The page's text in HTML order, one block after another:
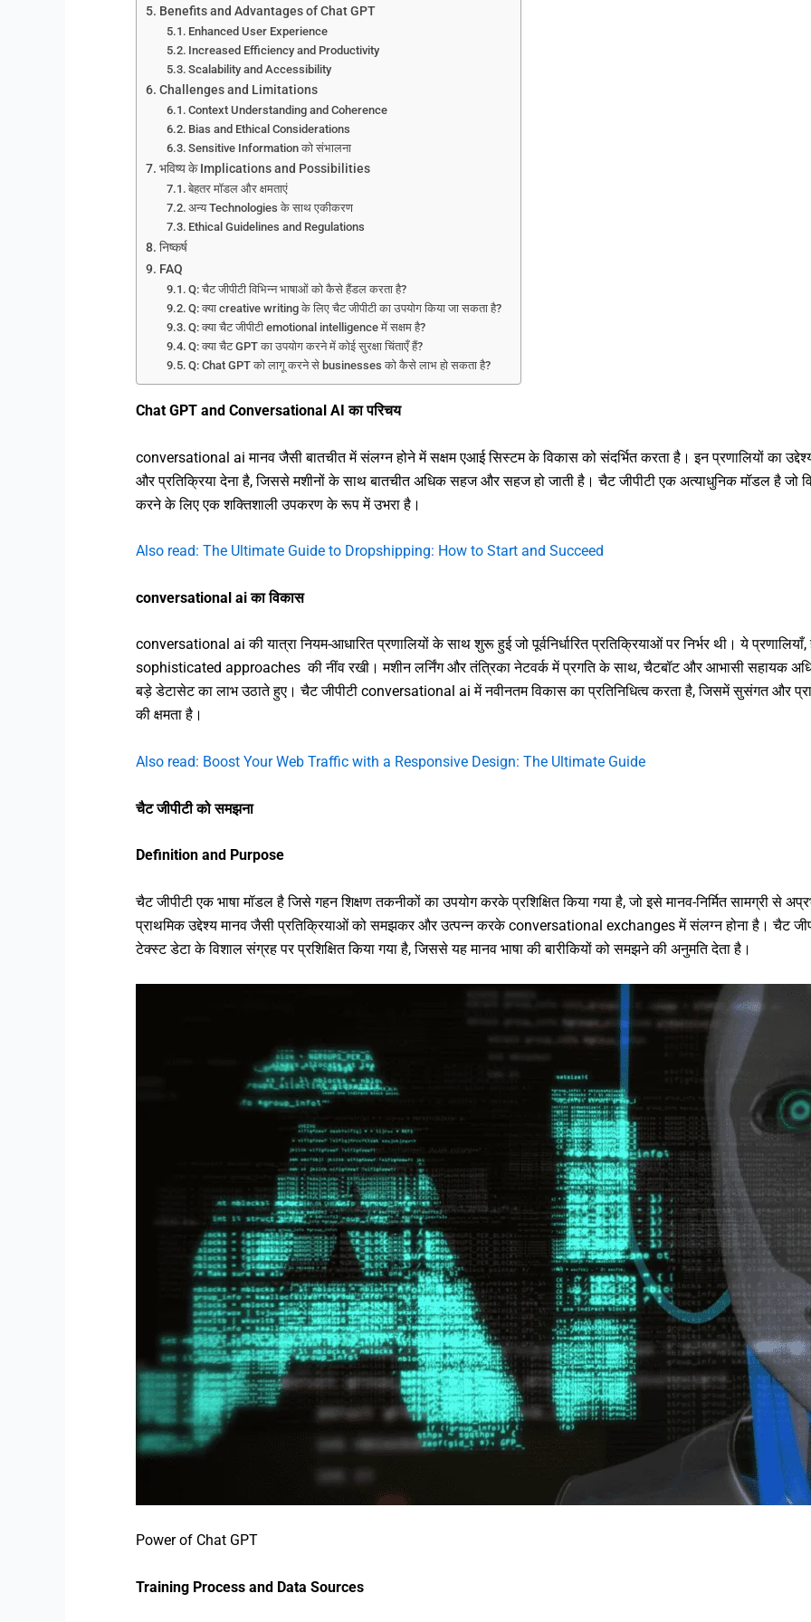
Benefits and Advantages of Chat GPT
Enhanced User Experience
Increased Efficiency and Productivity
Scalability and Accessibility
Challenges and Limitations
Context Understanding and Coherence
Bias and Ethical Considerations
Sensitive Information को संभालना
भविष्य के Implications and Possibilities
बेहतर मॉडल और क्षमताएं
अन्य Technologies के साथ एकीकरण
Ethical Guidelines and Regulations
निष्कर्ष
FAQ
Q: चैट जीपीटी विभिन्न भाषाओं को कैसे हैंडल करता है?
Q: क्या creative writing के लिए चैट जीपीटी का उपयोग किया जा सकता है?
Q: क्या चैट जीपीटी emotional intelligence में सक्षम है?
Q: क्या चैट GPT का उपयोग करने में कोई सुरक्षा चिंताएँ हैं?
Q: Chat GPT को लागू करने से businesses को कैसे लाभ हो सकता है?
Chat GPT and Conversational AI का परिचय
conversational ai मानव जैसी बातचीत में संलग्न होने में सक्षम एआई सिस्टम के विकास को संदर्भित करता है। इन प्रणालियों का
और प्रतिक्रिया देना है, जिससे मशीनों के साथ बातचीत अधिक सहज और सहज हो जाती है। चैट जीपीटी एक अत्याधुनिक मॉडल है जो
करने के लिए एक शक्तिशाली उपकरण के रूप में उभरा है।
Also read: The Ultimate Guide to Dropshipping: How to Start and Succeed
conversational ai का विकास
conversational ai की यात्रा नियम-आधारित प्रणालियों के साथ शुरू हुई जो पूर्वनिर्धारित प्रतिक्रियाओं पर निर्भर थी। ये
sophisticated approaches की नींव रखी। मशीन लर्निंग और तंत्रिका नेटवर्क में प्रगति के साथ, चैटबॉट और आभासी सहायक
बड़े डेटासेट का लाभ उठाते हुए। चैट जीपीटी conversational ai में नवीनतम विकास का प्रतिनिधित्व करता है, जिसमें सुसंगत और
की क्षमता है।
Also read: Boost Your Web Traffic with a Responsive Design: The Ultimate Guide
चैट जीपीटी को समझना
Definition and Purpose
चैट जीपीटी एक भाषा मॉडल है जिसे गहन शिक्षण तकनीकों का उपयोग करके प्रशिक्षित किया गया है, जो इसे मानव-निर्मित सामग्री से
प्राथमिक उद्देश्य मानव जैसी प्रतिक्रियाओं को समझकर और उत्पन्न करके conversational exchanges में संलग्न होना है। चैट
टेक्स्ट डेटा के विशाल संग्रह पर प्रशिक्षित किया गया है, जिससे यह मानव भाषा की बारीकियों को समझने की अनुमति देता है।
Power of Chat GPT
Training Process and Data Sources